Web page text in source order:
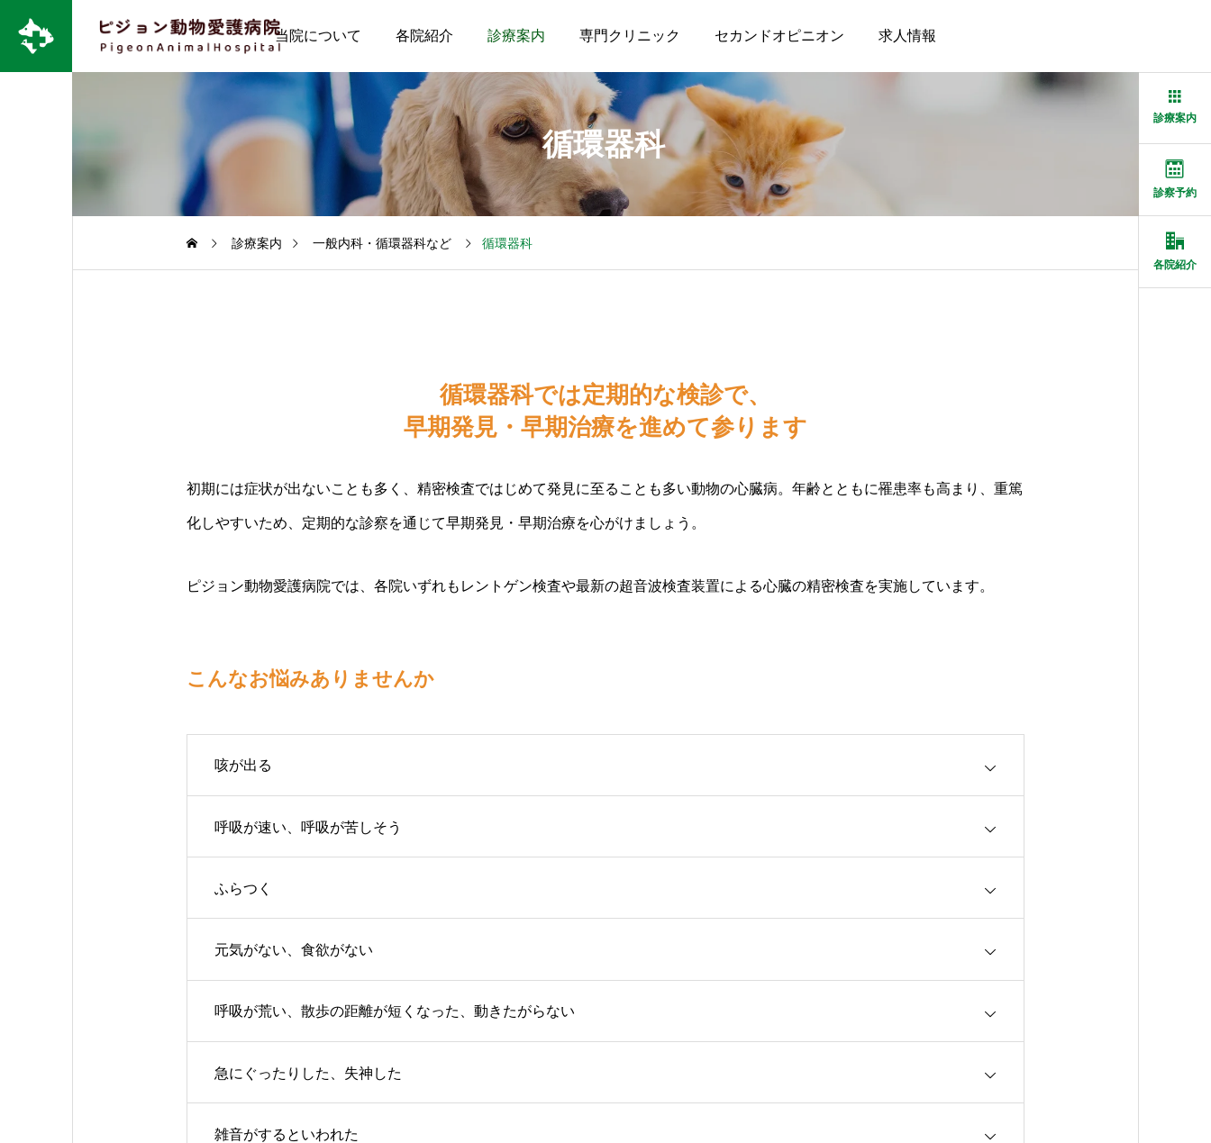
当院について 各院紹介 診療案内 専門クリニック セカンドオピニオン 求人情報
診療案内
診察予約
各院紹介
循環器科
診療案内 一般内科・循環器科など 循環器科
循環器科では定期的な検診で、
早期発見・早期治療を進めて参ります
初期には症状が出ないことも多く、精密検査ではじめて発見に至ることも多い動物の心臓病。年齢とともに罹患率も高まり、重篤
化しやすいため、定期的な診察を通じて早期発見・早期治療を心がけましょう。
ピジョン動物愛護病院では、各院いずれもレントゲン検査や最新の超音波検査装置による心臓の精密検査を実施しています。
こんなお悩みありませんか
咳が出る
呼吸が速い、呼吸が苦しそう
ふらつく
元気がない、食欲がない
呼吸が荒い、散歩の距離が短くなった、動きたがらない
急にぐったりした、失神した
雑音がするといわれた